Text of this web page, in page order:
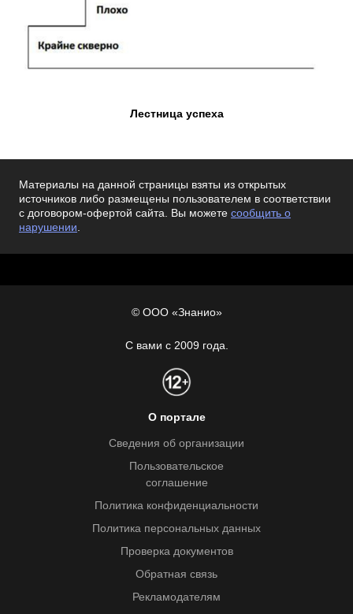
Лестница успеха
Материалы на данной страницы взяты из открытых
источников либо размещены пользователем в соответствии
с договором-офертой сайта. Вы можете сообщить о
нарушении.
© ООО «Знанио»
С вами с 2009 года.
О портале
Сведения об организации
Пользовательское
соглашение
Политика конфиденциальности
Политика персональных данных
Проверка документов
Обратная связь
Рекламодателям